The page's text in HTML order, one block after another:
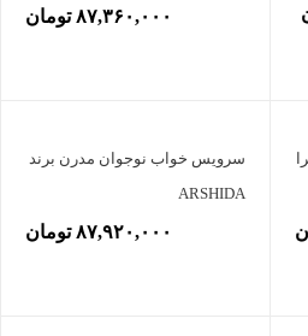
۸۷,۳۶۰,۰۰۰ تومان
سرویس خواب نوجوان مدرن برند
ARSHIDA
۸۷,۹۲۰,۰۰۰ تومان